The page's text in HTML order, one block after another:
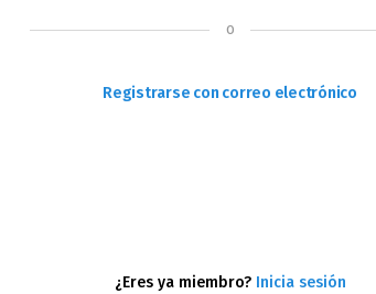
o
Registrarse con correo electrónico
¿Eres ya miembro? Inicia sesión